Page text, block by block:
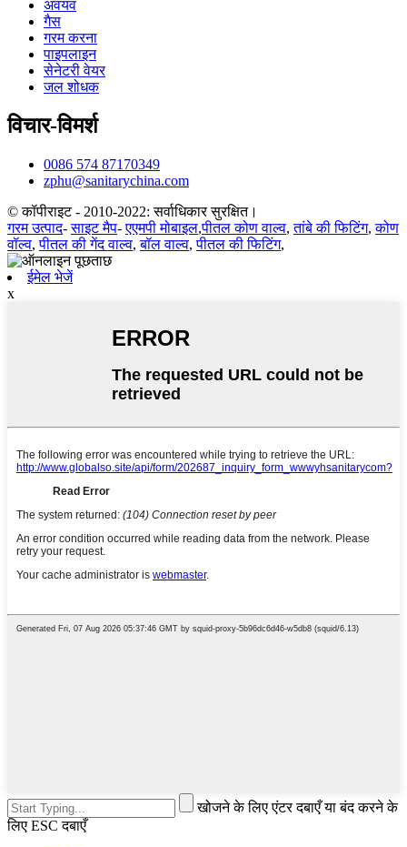
अवयव
गैस
गरम करना
पाइपलाइन
सेनेटरी वेयर
जल शोधक
विचार-विमर्श
0086 574 87170349
zphu@sanitarychina.com
© कॉपीराइट - 2010-2022: सर्वाधिकार सुरक्षित।
गरम उत्पाद-साइट मैप-एएमपी मोबाइल,पीतल कोण वाल्व,तांबे की फिटिंग,कोण
वॉल्व,पीतल की गेंद वाल्व,बॉल वाल्व,पीतल की फिटिंग,
ईमेल भेजें
x
खोजने के लिए एंटर दबाएँ या बंद करने के
लिए ESC दबाएँ